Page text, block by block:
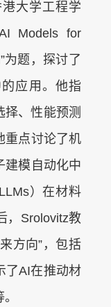
大学工程学
Models for
为题，探讨了
应用。他指
择、性能预测
重点讨论了机
建模自动化中
）在材料
，Srolovitz教
方向”，包括
了AI在推动材